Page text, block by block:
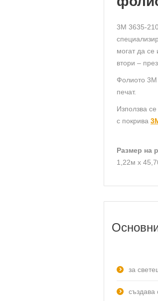
3M 3635-
могат да се
втори –
Фолиото 3M
печат.
Използва
с покрива
Размер на
1,22м х
за
създава